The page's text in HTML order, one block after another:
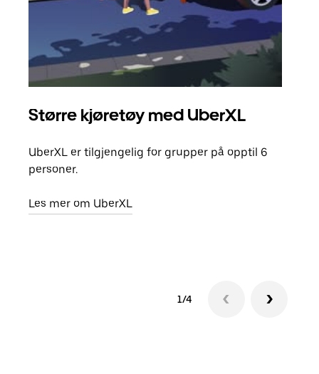
Større kjøretøy med UberXL
UberXL er tilgjengelig for grupper på opptil 6
personer.
Les mer om UberXL
1/4